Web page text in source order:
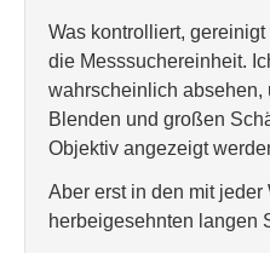
Was kontrolliert,
die Messsuchereinheit.
wahrscheinlich absehen,
Blenden und großen
Objektiv angezeigt
Aber erst in den mit jeder
herbeigesehnten langen